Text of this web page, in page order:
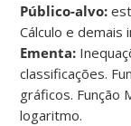
Público-alvo:
Cálculo e demais
Ementa:
classificações.
gráficos. Função
logaritmo.